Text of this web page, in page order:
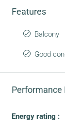
Features
Balcony
Good
Performance
Energy rating :